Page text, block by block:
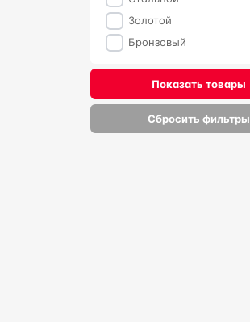
Золотой
Бронзовый
Показать товары
Сбросить фильтры